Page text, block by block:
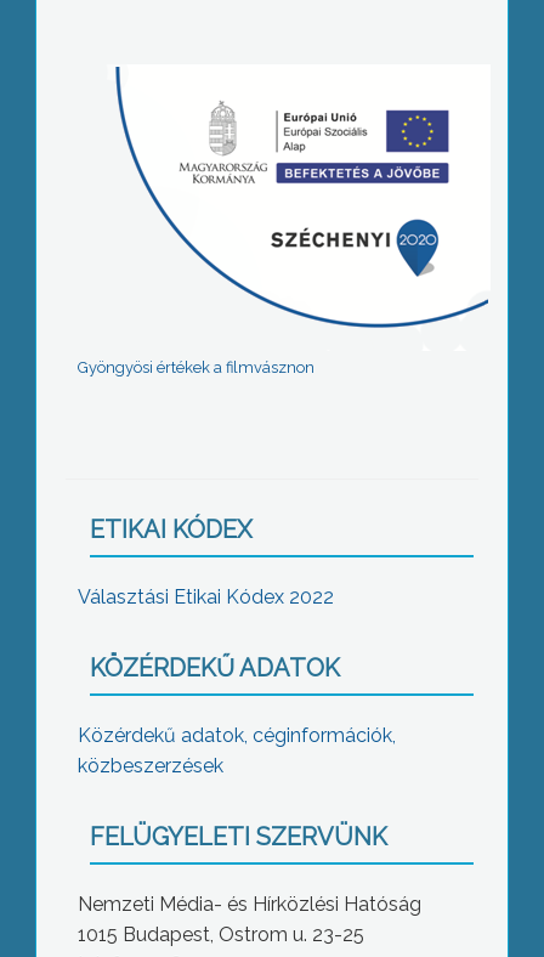
Gyöngyösi értékek a filmvásznon
ETIKAI KÓDEX
Választási Etikai Kódex 2022
KÖZÉRDEKŰ ADATOK
Közérdekű adatok, céginformációk,
közbeszerzések
FELÜGYELETI SZERVÜNK
Nemzeti Média- és Hírközlési Hatóság
1015 Budapest, Ostrom u. 23-25